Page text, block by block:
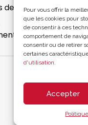
Pour vous offrir la
que les cookies pour
de consentir à ces
comportement de
consentir ou de retirer
certaines
d'utilisation.
Accepter
de garantie
posées